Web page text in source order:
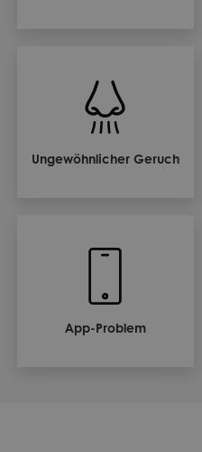
Ungewöhnlicher Geruch
App-Problem